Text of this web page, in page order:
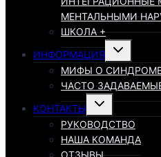
МЕНТАЛЬНЫМИ
ШКОЛА +
ИНФОРМАЦИЯ
Переключить
меню
МИФЫ О
ЧАСТО
КОНТАКТЫ
Переключить
меню
РУКОВОДСТВО
НАША КОМАНДА